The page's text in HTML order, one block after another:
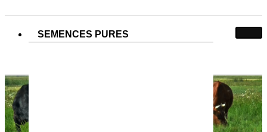
SEMENCES PURES